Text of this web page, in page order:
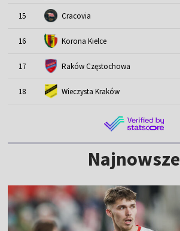
15 Cracovia
16 Korona Kielce
17 Raków Częstochowa
18 Wieczysta Kraków
Najnowsze